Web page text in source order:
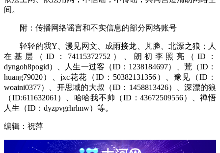
间。
附：传播网络谣言和不实信息的部分网络账号
轻轻的我Y、漫见网文、成雨接龙、芃塍、北漂之狼；人
在基层（ID：74115372752）、朗初李照亮（ID：
dyngoh8pogid）、人生一过客（ID：1238184697）、荒（ID：
huang79020）、jxc花花（ID：50382131356）、豫见（ID：
woaini0377）、开思域的大叔（ID：1458813426）、深漂的狼
（ID:611632061）、哈哈我不帅（ID：43672509556）、禅悟
人生（ID：dyzpvgrhrlmw）等。
编辑：祝萍